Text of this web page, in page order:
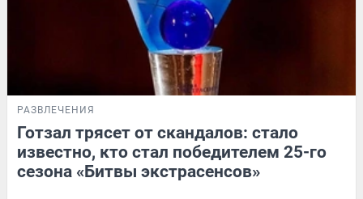
РАЗВЛЕЧЕНИЯ
Готзал трясет от скандалов: стало
известно, кто стал победителем 25-го
сезона «Битвы экстрасенсов»